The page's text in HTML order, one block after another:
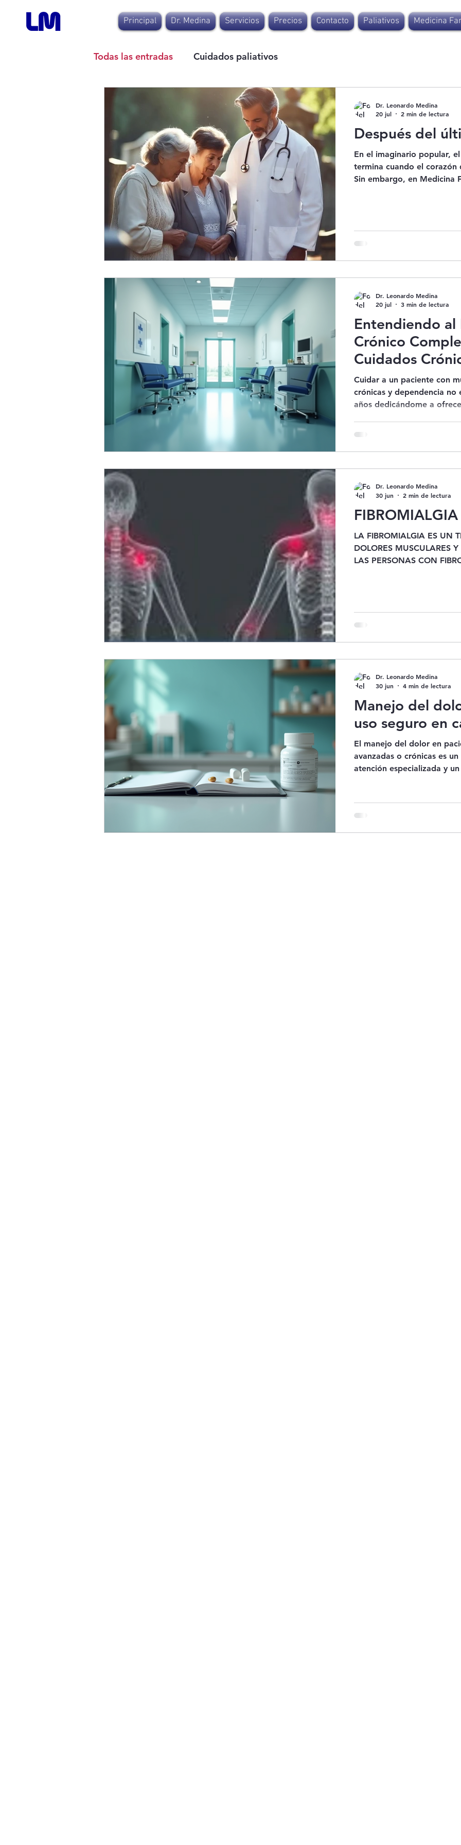
Principal Dr. Medina Servicios Precios Contacto Paliativos Medicina
Todas las entradas Cuidados paliativos
Después del
En el imaginario popular,
termina cuando el
Sin embargo, en Medicina
en el duelo. Una relación
años. En Medicina
Dr. Leonardo Medina
20 jul
2 min de lectura
Entendiendo al
Crónico
Cuidados
Cuidar a un paciente con
crónicas y dependencia no
años dedicándome a
dependencia, quienes
humano para mejorar su
La importancia de la
Dr. Leonardo Medina
20 jul
3 min de lectura
FIBROMIALGIA
LA FIBROMIALGIA ES UN TRASTORNO QUE CAUSA
DOLORES MUSCULARES Y FATIGA (CANSANCIO).
LAS PERSONAS CON FIBROMIALGIA TIENEN
Dr. Leonardo Medina
30 jun
2 min de lectura
Manejo del
uso seguro en
El manejo del dolor en
avanzadas o crónicas es
atención especializada y
de vida de quienes sufren
su uso debe ser cuidadoso
Dr. Leonardo Medina
30 jun
4 min de lectura